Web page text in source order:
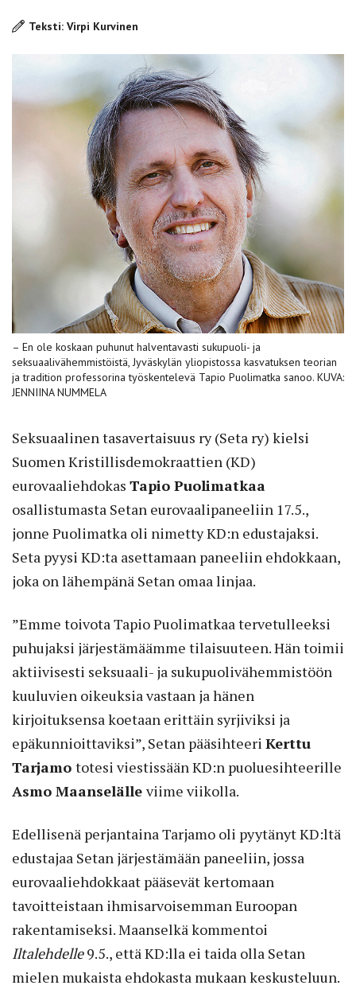
Teksti: Virpi Kurvinen
– En ole koskaan puhunut halventavasti sukupuoli- ja
seksuaalivähemmistöistä, Jyväskylän yliopistossa kasvatuksen teorian
ja tradition professorina työskentelevä Tapio Puolimatka sanoo. KUVA:
JENNIINA NUMMELA
Seksuaalinen tasavertaisuus ry (Seta ry) kielsi
Suomen Kristillisdemokraattien (KD)
eurovaaliehdokas Tapio Puolimatkaa
osallistumasta Setan eurovaalipaneeliin 17.5.,
jonne Puolimatka oli nimetty KD:n edustajaksi.
Seta pyysi KD:ta asettamaan paneeliin ehdokkaan,
joka on lähempänä Setan omaa linjaa.
”Emme toivota Tapio Puolimatkaa tervetulleeksi
puhujaksi järjestämäämme tilaisuuteen. Hän toimii
aktiivisesti seksuaali- ja sukupuolivähemmistöön
kuuluvien oikeuksia vastaan ja hänen
kirjoituksensa koetaan erittäin syrjiviksi ja
epäkunnioittaviksi”, Setan pääsihteeri Kerttu
Tarjamo totesi viestissään KD:n puoluesihteerille
Asmo Maanselälle viime viikolla.
Edellisenä perjantaina Tarjamo oli pyytänyt KD:ltä
edustajaa Setan järjestämään paneeliin, jossa
eurovaaliehdokkaat pääsevät kertomaan
tavoitteistaan ihmisarvoisemman Euroopan
rakentamiseksi. Maanselkä kommentoi
Iltalehdelle9.5., että KD:lla ei taida olla Setan
mielen mukaista ehdokasta mukaan keskusteluun.